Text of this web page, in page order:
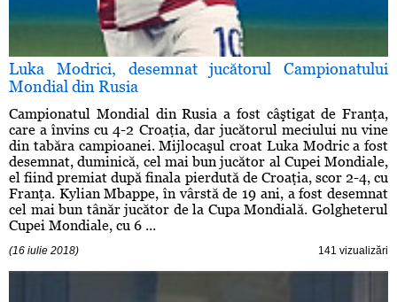
Luka Modrici, desemnat jucătorul Campionatului
Mondial din Rusia
Campionatul Mondial din Rusia a fost câştigat de Franţa,
care a învins cu 4-2 Croaţia, dar jucătorul meciului nu vine
din tabăra campioanei. Mijlocaşul croat Luka Modric a fost
desemnat, duminică, cel mai bun jucător al Cupei Mondiale,
el fiind premiat după finala pierdută de Croaţia, scor 2-4, cu
Franţa. Kylian Mbappe, în vârstă de 19 ani, a fost desemnat
cel mai bun tânăr jucător de la Cupa Mondială. Golgheterul
Cupei Mondiale, cu 6 ...
(16 iulie 2018) 141 vizualizări